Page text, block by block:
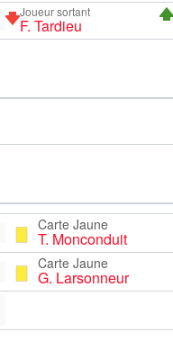
Joueur sortant
F. Tardieu
Carte Jaune
T. Monconduit
Carte Jaune
G. Larsonneur